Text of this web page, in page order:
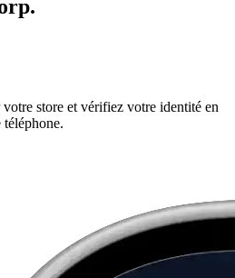
store et vérifiez votre identité en